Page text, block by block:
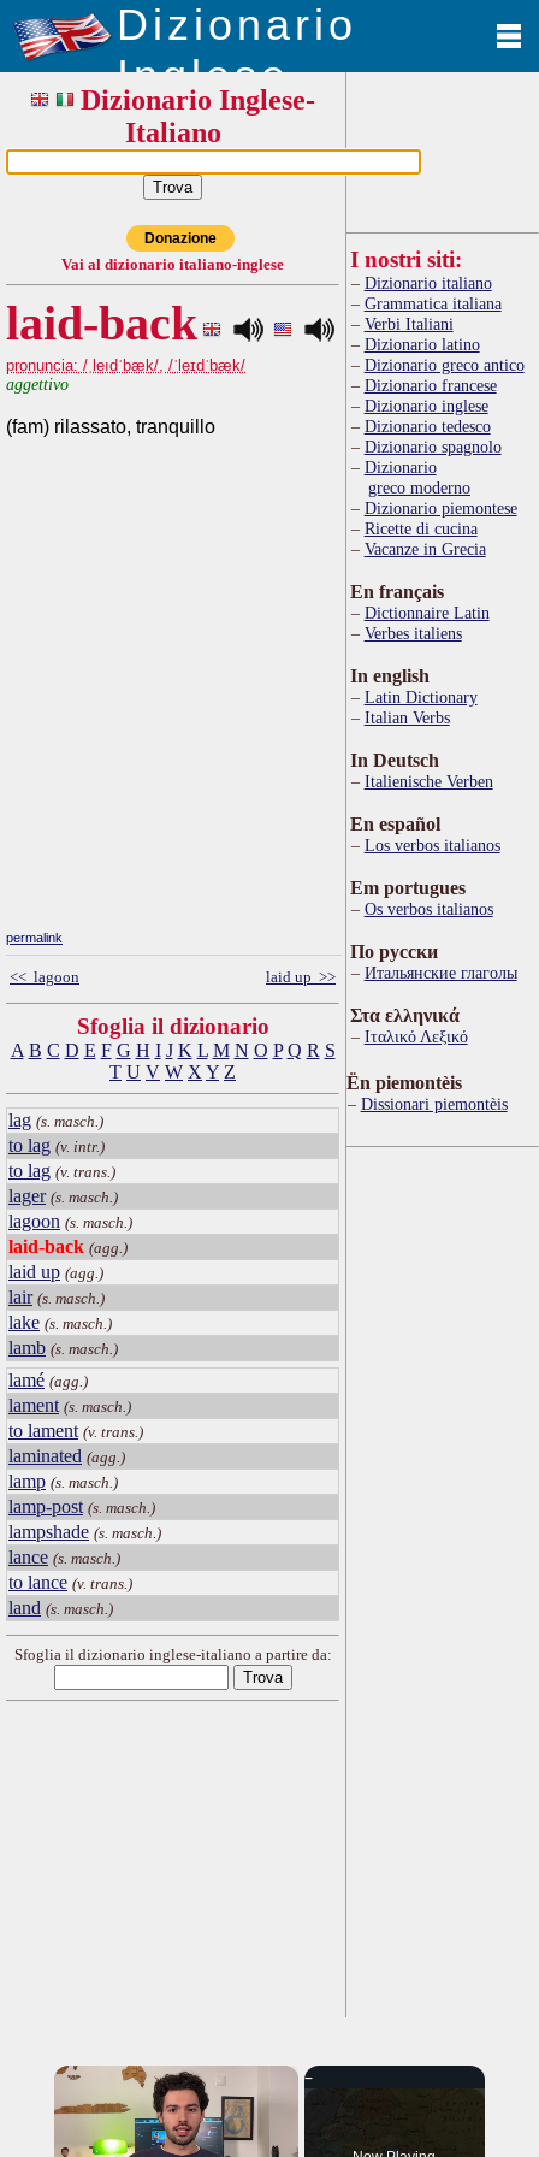
Dizionario
Inglese
Dizionario Inglese-
Italiano
Donazione
Vai al dizionario italiano-inglese
laid-back
pronuncia: /ˌleıdˈbæk/, /ˈleɪdˈbæk/
aggettivo
(fam) rilassato, tranquillo
permalink
<< lagoon laid up >>
Sfoglia il dizionario
A B C D E F G H I J K L M N O P Q R S
T U V W X Y Z
lag (s. masch.)
to lag (v. intr.)
to lag (v. trans.)
lager (s. masch.)
lagoon (s. masch.)
laid-back (agg.)
laid up (agg.)
lair (s. masch.)
lake (s. masch.)
lamb (s. masch.)
lamé (agg.)
lament (s. masch.)
to lament (v. trans.)
laminated (agg.)
lamp (s. masch.)
lamp-post (s. masch.)
lampshade (s. masch.)
lance (s. masch.)
to lance (v. trans.)
land (s. masch.)
Sfoglia il dizionario inglese-italiano a partire da:
I nostri siti:
Dizionario italiano
Grammatica italiana
Verbi Italiani
Dizionario latino
Dizionario greco antico
Dizionario francese
Dizionario inglese
Dizionario tedesco
Dizionario spagnolo
Dizionario
greco moderno
Dizionario piemontese
Ricette di cucina
Vacanze in Grecia
En français
Dictionnaire Latin
Verbes italiens
In english
Latin Dictionary
Italian Verbs
In Deutsch
Italienische Verben
En español
Los verbos italianos
Em portugues
Os verbos italianos
По русски
Итальянские глаголы
Στα ελληνικά
Ιταλικό Λεξικό
Ën piemontèis
Dissionari piemontèis
×